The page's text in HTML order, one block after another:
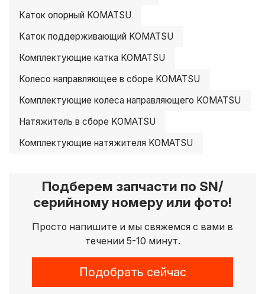
Каток опорный KOMATSU
Каток поддерживающий KOMATSU
Комплектующие катка KOMATSU
Колесо направляющее в сборе KOMATSU
Комплектующие колеса направляющего KOMATSU
Натяжитель в сборе KOMATSU
Комплектующие натяжителя KOMATSU
Подберем запчасти по SN/
серийному номеру или фото!
Просто напишите и мы свяжемся с вами в
течении 5-10 минут.
Подобрать сейчас